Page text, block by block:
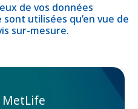
de vos données
utilisées qu’en vue de
sur-mesure.
MetLife